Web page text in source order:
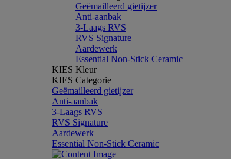
Geëmailleerd gietijzer
Anti-aanbak
3-Laags RVS
RVS Signature
Aardewerk
Essential Non-Stick Ceramic
KIES Kleur
KIES Categorie
Geëmailleerd gietijzer
Anti-aanbak
3-Laags RVS
RVS Signature
Aardewerk
Essential Non-Stick Ceramic